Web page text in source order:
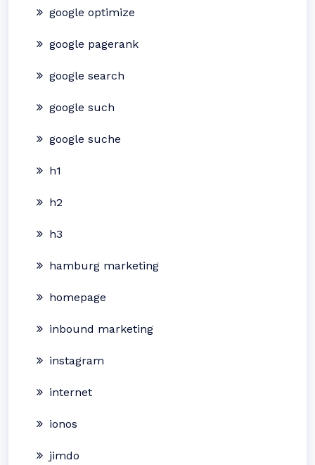
google optimize
google pagerank
google search
google such
google suche
h1
h2
h3
hamburg marketing
homepage
inbound marketing
instagram
internet
ionos
jimdo